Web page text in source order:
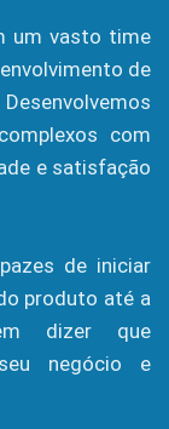
um vasto time
de
com
e satisfação
de iniciar
produto até a
dizer que
negócio e